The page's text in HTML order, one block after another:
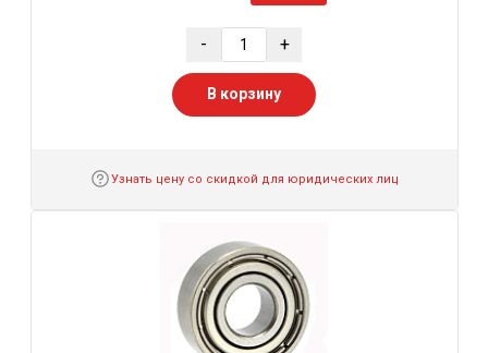
- +
В корзину
Узнать цену со скидкой для юридических лиц